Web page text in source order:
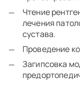
Чтение
лечения
сустава.
Проведение
Загипсовка